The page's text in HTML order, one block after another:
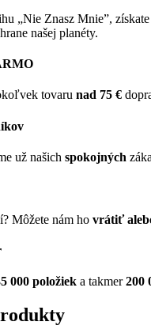
„Nie Znasz Mnie”,
našej planéty.
tovaru nad 75 €
už našich spokojných
Môžete nám ho vrátiť
000 položiek a takmer200